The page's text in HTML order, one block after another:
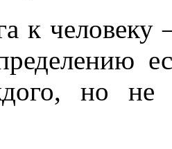
к человеку
но не